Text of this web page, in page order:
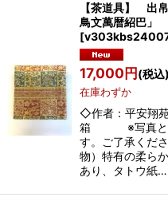
【茶道具】
鳥文萬暦紹巴
[
17,000円(税込)
在庫わずか
◇作者：平安
箱 ※写真と実
す。ご了承くだ
物）特有の柔ら
あり、タトウ紙…